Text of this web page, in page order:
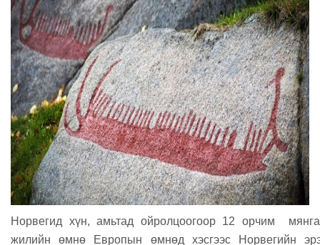
Норвегид хүн, амьтад ойролцоогоор 12 орчим
жилийн өмнө Европын өмнөд хэсгээс Норвегийн